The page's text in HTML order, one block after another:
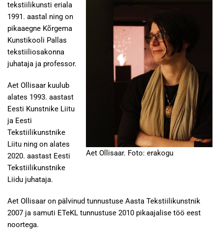
Aet Ollisaar. Foto: erakogu
tekstiilikunsti eriala
1991. aastal ning on
pikaaegne Kõrgema
Kunstikooli Pallas
tekstiiliosakonna
juhataja ja professor.
Aet Ollisaar kuulub
alates 1993. aastast
Eesti Kunstnike Liitu
ja Eesti
Tekstiilikunstnike
Liitu ning on alates
2020. aastast Eesti
Tekstiilikunstnike
Liidu juhataja.
Aet Ollisaar on pälvinud tunnustuse Aasta Tekstiilikunstnik
2007 ja samuti ETeKL tunnustuse 2010 pikaajalise töö eest
noortega.